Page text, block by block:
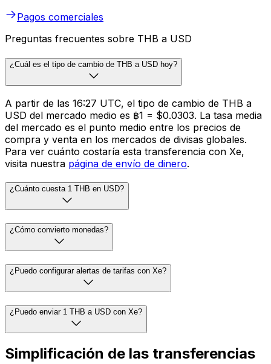
Pagos comerciales
Preguntas frecuentes sobre THB a USD
¿Cuál es el tipo de cambio de THB a USD hoy?
A partir de las 16:27 UTC, el tipo de cambio de THB a
USD del mercado medio es ฿1 = $0.0303. La tasa media
del mercado es el punto medio entre los precios de
compra y venta en los mercados de divisas globales.
Para ver cuánto costaría esta transferencia con Xe,
visita nuestra página de envío de dinero.
¿Cuánto cuesta 1 THB en USD?
¿Cómo convierto monedas?
¿Puedo configurar alertas de tarifas con Xe?
¿Puedo enviar 1 THB a USD con Xe?
Simplificación de las transferencias